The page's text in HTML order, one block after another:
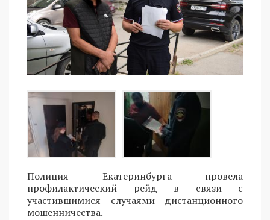
Полиция Екатеринбурга провела
профилактический рейд в связи с
участившимися случаями дистанционного
мошенничества.